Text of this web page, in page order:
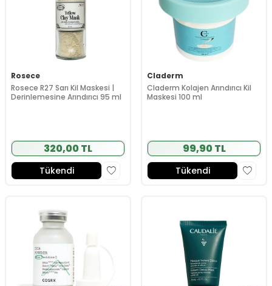
Rosece
Rosece R27 Sarı Kil Maskesi |
Derinlemesine Arındırıcı 95 ml
320,00 TL
Tükendi
Claderm
Claderm Kolajen Arındırıcı Kil
Maskesi 100 ml
99,90 TL
Tükendi